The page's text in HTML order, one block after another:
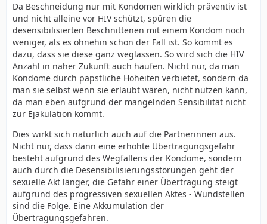
Da Beschneidung nur mit Kondomen wirklich präventiv ist
und nicht alleine vor HIV schützt, spüren die
desensibilisierten Beschnittenen mit einem Kondom noch
weniger, als es ohnehin schon der Fall ist. So kommt es
dazu, dass sie diese ganz weglassen. So wird sich die HIV
Anzahl in naher Zukunft auch häufen. Nicht nur, da man
Kondome durch päpstliche Hoheiten verbietet, sondern da
man sie selbst wenn sie erlaubt wären, nicht nutzen kann,
da man eben aufgrund der mangelnden Sensibilität nicht
zur Ejakulation kommt.
Dies wirkt sich natürlich auch auf die Partnerinnen aus.
Nicht nur, dass dann eine erhöhte Übertragungsgefahr
besteht aufgrund des Wegfallens der Kondome, sondern
auch durch die Desensibilisierungsstörungen geht der
sexuelle Akt länger, die Gefahr einer Übertragung steigt
aufgrund des progressiven sexuellen Aktes - Wundstellen
sind die Folge. Eine Akkumulation der
Übertragungsgefahren.